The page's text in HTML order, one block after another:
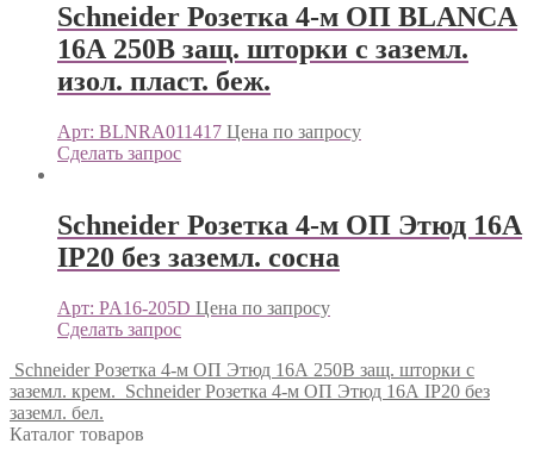
Schneider Розетка 4-м ОП BLANCA
16А 250В защ. шторки с заземл.
изол. пласт. беж.
Арт: BLNRA011417 Цена по запросу
Сделать запрос
Schneider Розетка 4-м ОП Этюд 16А
IP20 без заземл. сосна
Арт: PA16-205D Цена по запросу
Сделать запрос
Schneider Розетка 4-м ОП Этюд 16А 250В защ. шторки с
заземл. крем. Schneider Розетка 4-м ОП Этюд 16А IP20 без
заземл. бел.
Каталог товаров